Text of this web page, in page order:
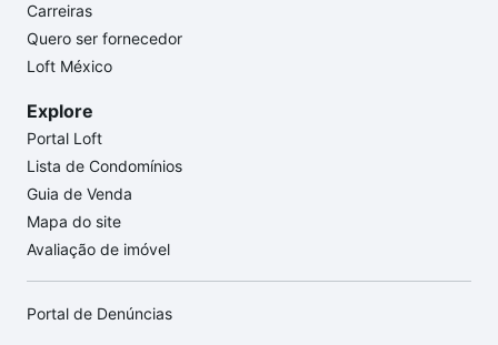
Carreiras
Quero ser fornecedor
Loft México
Explore
Portal Loft
Lista de Condomínios
Guia de Venda
Mapa do site
Avaliação de imóvel
Portal de Denúncias